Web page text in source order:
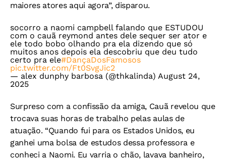
maiores atores aqui agora”, disparou.
socorro a naomi campbell falando que ESTUDOU
com o cauã reymond antes dele sequer ser ator e
ele todo bobo olhando pra ela dizendo que só
muitos anos depois ela descobriu que deu tudo
certo pra ele#DançaDosFamosos
pic.twitter.com/Ft0SvgJic2
— alex dunphy barbosa (@thkalinda) August 24,
2025
Surpreso com a confissão da amiga, Cauã revelou que
trocava suas horas de trabalho pelas aulas de
atuação. “Quando fui para os Estados Unidos, eu
ganhei uma bolsa de estudos dessa professora e
conheci a Naomi. Eu varria o chão, lavava banheiro,